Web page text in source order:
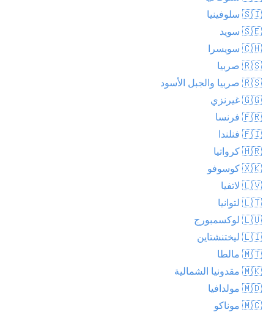
🇸🇮 سلوفينيا
🇸🇪 سويد
🇨🇭 سويسرا
🇷🇸 صربيا
🇷🇸 صربيا والجبل الأسود
🇬🇬 غيرنزي
🇫🇷 فرنسا
🇫🇮 فنلندا
🇭🇷 كرواتيا
🇽🇰 كوسوفو
🇱🇻 لاتفيا
🇱🇹 لتوانيا
🇱🇺 لوكسمبورج
🇱🇮 ليختنشتاين
🇲🇹 مالطا
🇲🇰 مقدونيا الشمالية
🇲🇩 مولدافيا
🇲🇨 موناكو